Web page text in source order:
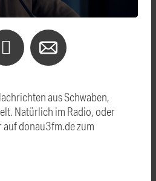
aus Schwaben,
Natürlich im Radio, oder
donau3fm.de zum